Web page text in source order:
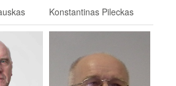
Konstantinas Pileckas